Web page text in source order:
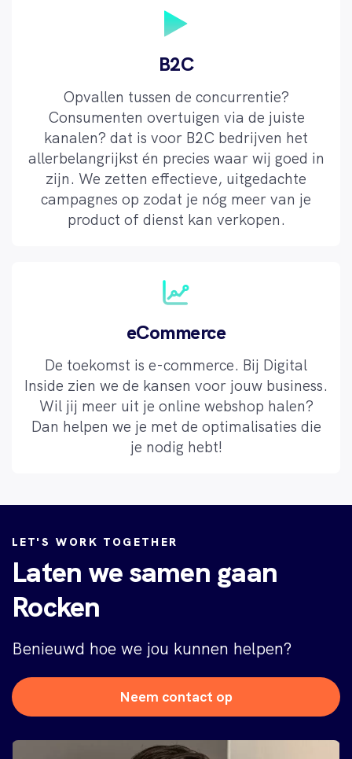
B2C
Opvallen tussen de concurrentie?
Consumenten overtuigen via de juiste
kanalen? dat is voor B2C bedrijven het
allerbelangrijkst én precies waar wij goed in
zijn. We zetten effectieve, uitgedachte
campagnes op zodat je nóg meer van je
product of dienst kan verkopen.
eCommerce
De toekomst is e-commerce. Bij Digital
Inside zien we de kansen voor jouw business.
Wil jij meer uit je online webshop halen?
Dan helpen we je met de optimalisaties die
je nodig hebt!
LET'S WORK TOGETHER
Laten we samen gaan
Rocken
Benieuwd hoe we jou kunnen helpen?
Neem contact op